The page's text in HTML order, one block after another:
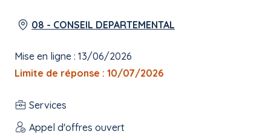
08 - CONSEIL DEPARTEMENTAL
Mise en ligne : 13/06/2026
Limite de réponse : 10/07/2026
Services
Appel d'offres ouvert